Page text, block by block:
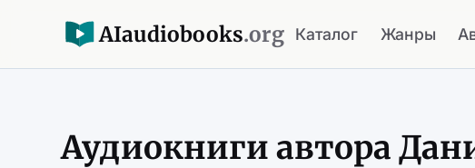
AIaudiobooks.org Каталог Жанры
Аудиокниги автора